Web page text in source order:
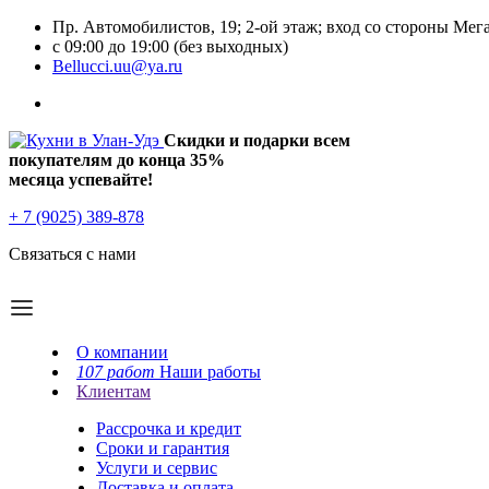
Пр. Автомобилистов, 19; 2-ой этаж; вход со стороны
с 09:00 до 19:00 (без выходных)
Bellucci.uu@ya.ru
Скидки и подарки всем
покупателям до конца 35%
месяца успевайте!
+ 7 (9025) 389-878
Связаться с нами
О компании
107 работ Наши работы
Клиентам
Рассрочка и кредит
Сроки и гарантия
Услуги и сервис